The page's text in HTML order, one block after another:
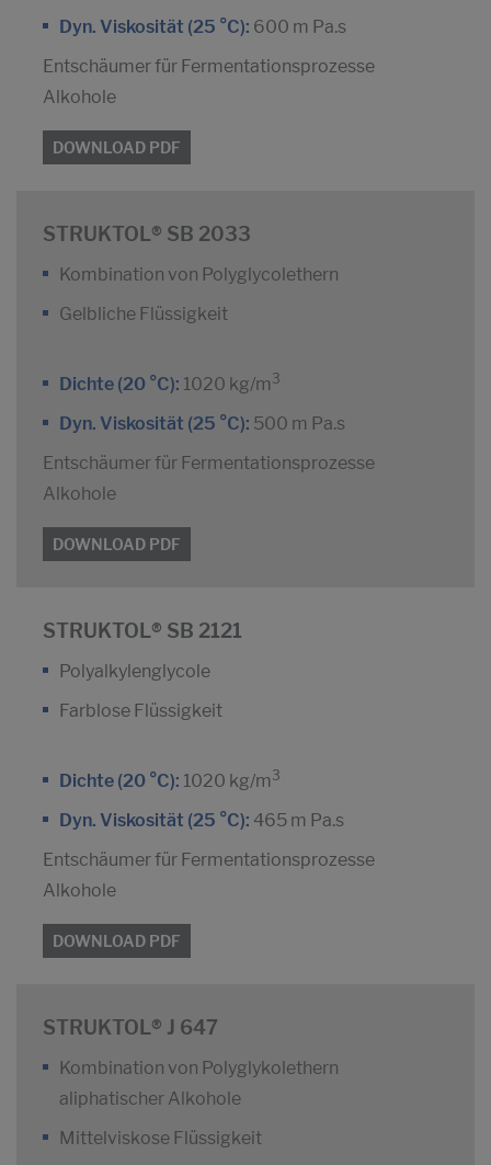
Dyn. Viskosität (25 °C): 600 m Pa.s
Entschäumer für Fermentationsprozesse
Alkohole
DOWNLOAD PDF
STRUKTOL® SB 2033
Kombination von Polyglycolethern
Gelbliche Flüssigkeit
Dichte (20 °C): 1020 kg/m 3
Dyn. Viskosität (25 °C): 500 m Pa.s
Entschäumer für Fermentationsprozesse
Alkohole
DOWNLOAD PDF
STRUKTOL® SB 2121
Polyalkylenglycole
Farblose Flüssigkeit
Dichte (20 °C): 1020 kg/m 3
Dyn. Viskosität (25 °C): 465 m Pa.s
Entschäumer für Fermentationsprozesse
Alkohole
DOWNLOAD PDF
STRUKTOL® J 647
Kombination von Polyglykolethern
aliphatischer Alkohole
Mittelviskose Flüssigkeit